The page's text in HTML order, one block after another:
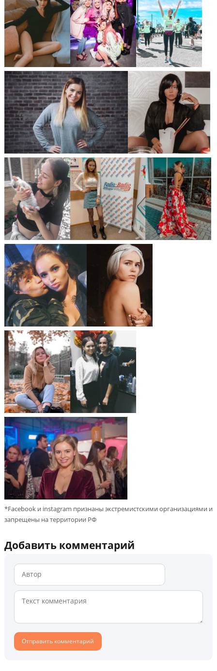
*Facebook и instagram признаны экстремистскими организациями и
запрещены на территории РФ
Добавить комментарий